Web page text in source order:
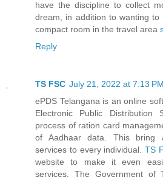
have the discipline to collect
dream, in addition to wanting
compact room in the travel area
Reply
TS FSC July 21, 2022 at 7:13 PM
ePDS Telangana is an online
Electronic Public Distribution
process of ration card
of Aadhaar data. This bring
services to every individual.TS
website to make it even
services. The Government of